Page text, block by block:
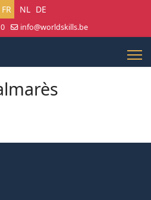
Sélectionnez votre langue
FR NL DE
info@worldskills.be